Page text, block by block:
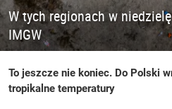
W tych regionach w
IMGW
To jeszcze nie koniec. Do Polski
tropikalne temperatury